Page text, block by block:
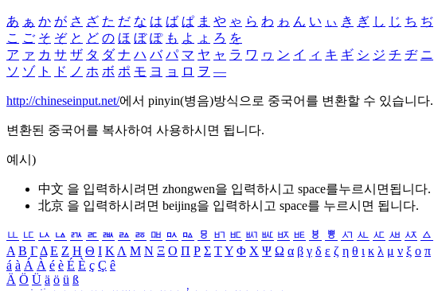
あ ぁ か が さ ざ た だ な は ば ぱ ま や ゃ ら わ ゎ ん い ぃ き ぎ し じ ち ぢ
こ ご そ ぞ と ど の ほ ぼ ぽ も よ ょ ろ を
ア ァ カ サ ザ タ ダ ナ ハ バ パ マ ヤ ャ ラ ワ ヮ ン イ ィ キ ギ シ ジ チ ヂ ニ
ソ ゾ ト ド ノ ホ ボ ポ モ ヨ ョ ロ ヲ ―
http://chineseinput.net/에서 pinyin(병음)방식으로 중국어를 변환할 수 있습니다.
변환된 중국어를 복사하여 사용하시면 됩니다.
예시)
中文 을 입력하시려면 zhongwen을 입력하시고 space를누르시면됩니다.
北京 을 입력하시려면 beijing을 입력하시고 space를 누르시면 됩니다.
ㅥ ㅦ ㅧ ㅨ ㅩ ㅪ ㅫ ㅬ ㅭ ㅮ ㅯ ㅰ ㅱ ㅲ ㅳ ㅴ ㅵ ㅶ ㅷ ㅸ ㅹ ㅺ ㅻ ㅼ ㅽ ㅾ ㅿ
Α Β ΓΔ Ε Ζ Η Θ Ι ΚΛ Μ Ν Ξ Ο Π Ρ Σ ΤΥ Φ Χ Ψ Ω α β γ δ ε ζ η θ ι κ λ μ ν ξ ο π
á à Á À é è É È ç Ç ê
Ä Ö Ü ä ö ü ß